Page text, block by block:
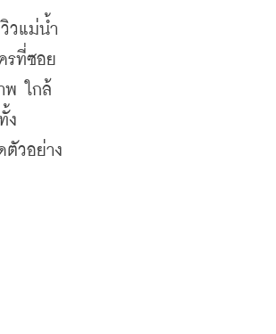
วแม่น้ำ
รที่ซอย
พ ใกล้
ง
ตัวอย่าง